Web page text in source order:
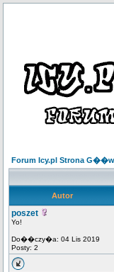
Forum Icy.pl Strona
Autor
poszet
Yo!
Do��czy�a: 04 Lis 2019
Posty: 2